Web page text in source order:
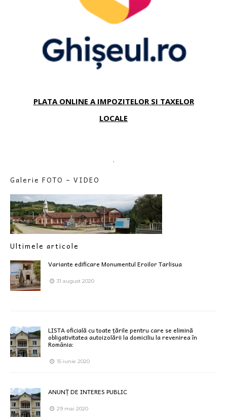
PLATA ONLINE A IMPOZITELOR SI TAXELOR
LOCALE
.
Galerie FOTO – VIDEO
Ultimele articole
Variante edificare Monumentul Eroilor Tarlisua
31 august 2020
LISTA oficială cu toate țările pentru care se elimină
obligativitatea autoizolării la domiciliu la revenirea în
România:
15 iunie 2020
ANUNȚ DE INTERES PUBLIC
29 mai 2020